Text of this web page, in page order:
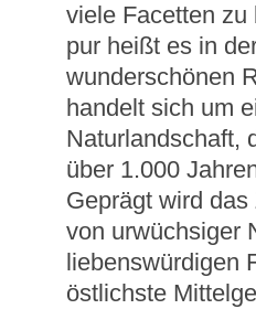
viele Facetten zu
pur heißt es in
wunderschönen
handelt sich um
Naturlandschaft,
über 1.000
Geprägt wird
von urwüchsiger
liebenswürdigen
östlichste